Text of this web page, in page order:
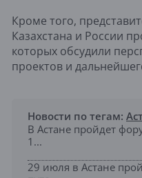
Кроме того,
Казахстана и России
которых обсудили
проектов и
Новости по тегам:
В Астане пройдет
1...
29 июля в Астане